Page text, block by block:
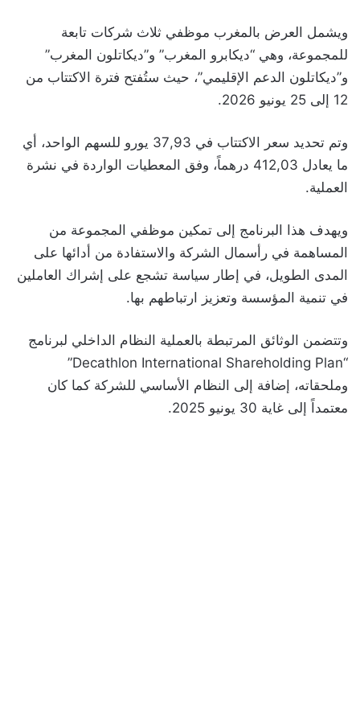
ويشمل العرض بالمغرب موظفي ثلاث شركات تابعة
للمجموعة، وهي “ديكابرو المغرب” و”ديكاتلون المغرب”
و”ديكاتلون الدعم الإقليمي”، حيث ستُفتح فترة الاكتتاب من
12 إلى 25 يونيو 2026.
وتم تحديد سعر الاكتتاب في 37,93 يورو للسهم الواحد، أي
ما يعادل 412,03 درهماً، وفق المعطيات الواردة في نشرة
العملية.
ويهدف هذا البرنامج إلى تمكين موظفي المجموعة من
المساهمة في رأسمال الشركة والاستفادة من أدائها على
المدى الطويل، في إطار سياسة تشجع على إشراك العاملين
في تنمية المؤسسة وتعزيز ارتباطهم بها.
وتتضمن الوثائق المرتبطة بالعملية النظام الداخلي لبرنامج
“Decathlon International Shareholding Plan”
وملحقاته، إضافة إلى النظام الأساسي للشركة كما كان
معتمداً إلى غاية 30 يونيو 2025.